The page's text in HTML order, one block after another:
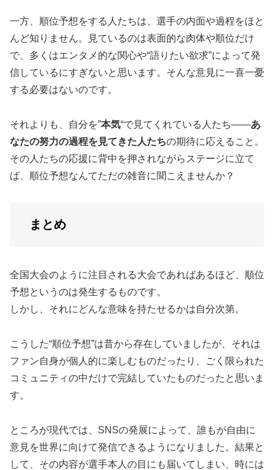
一方、順位予想をする人たちは、選手の内面や過程をほと
んど知りません。見ているのは表面的な肉体や順位だけ
で、多くはエンタメ的な関心や“語りたい欲求”によって発
信しているにすぎないと思います。そんな意見に一喜一憂
する必要はないのです。
それよりも、自分を”本気“で見てくれている人たち――あ
なたの努力の過程を見てきた人たちの期待に応えること。
その人たちの応援に背中を押されながらステージに立て
ば、順位予想なんてただの雑音に聞こえませんか？
まとめ
全国大会のように注目される大会であればあるほど、順位
予想というのは発生するものです。
しかし、それにどんな意味を持たせるかは自分次第。
こうした“順位予想”は昔から存在していましたが、それは
ファン自身が個人的に楽しむものだったり、ごく限られた
コミュニティの中だけで完結していたものだったと思いま
す。
ところが現代では、SNSの発展によって、誰もが自由に
意見を世界に向けて発信できるようになりました。結果と
して、その内容が選手本人の目にも届いてしまい、時には